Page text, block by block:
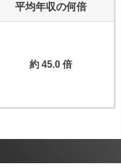
平均年収の何倍
約 45.0 倍